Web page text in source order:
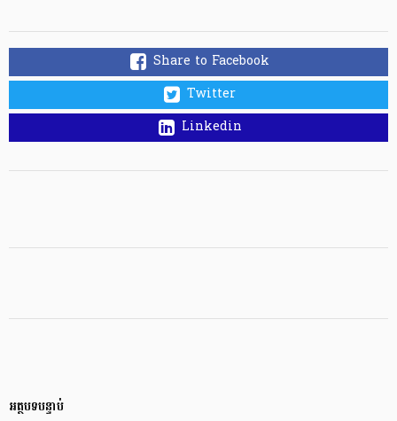
Share to Facebook
Twitter
Linkedin
អត្ថបទបន្ទាប់